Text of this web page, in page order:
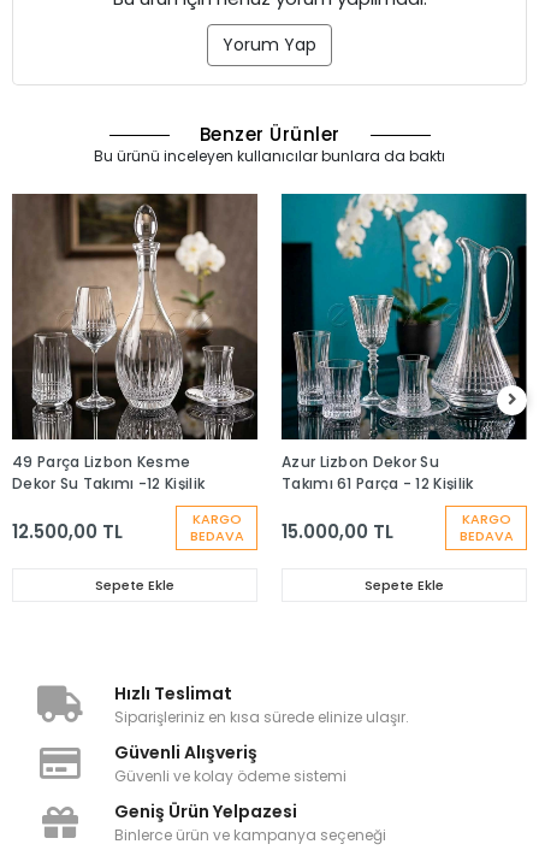
Yorum Yap
Benzer Ürünler
Bu ürünü inceleyen kullanıcılar bunlara da baktı
KARGO
BEDAVA
49 Parça Lizbon Kesme
Dekor Su Takımı -12 Kişilik
12.500,00 TL
Sepete Ekle
KARGO
BEDAVA
Azur Lizbon Dekor Su
Takımı 61 Parça - 12 Kişilik
15.000,00 TL
Sepete Ekle
Hızlı Teslimat
Siparişleriniz en kısa sürede elinize ulaşır.
Güvenli Alışveriş
Güvenli ve kolay ödeme sistemi
Geniş Ürün Yelpazesi
Binlerce ürün ve kampanya seçeneği